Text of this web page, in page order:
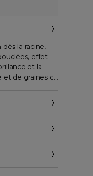
la racine,
effet
et la
et de graines de
pas de